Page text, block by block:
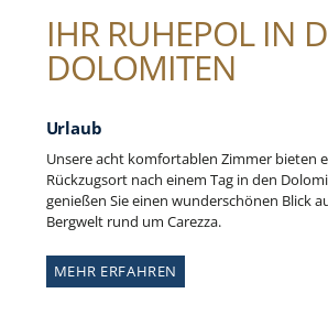
IHR RUHEPOL IN
DOLOMITEN
Urlaub
Unsere acht komfortablen Zimmer bieten
Rückzugsort nach einem Tag in den
genießen Sie einen wunderschönen Blick
Bergwelt rund um Carezza.
MEHR ERFAHREN